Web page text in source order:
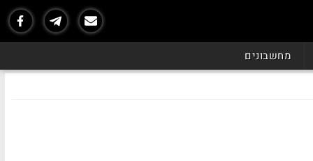
מחשבונים